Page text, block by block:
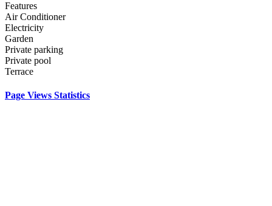
Features
Air Conditioner
Electricity
Garden
Private parking
Private pool
Terrace
Page Views Statistics